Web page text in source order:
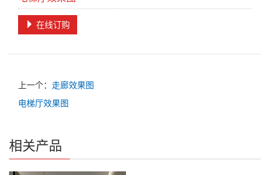
在线订购
上一个： 走廊效果图
电梯厅效果图
相关产品